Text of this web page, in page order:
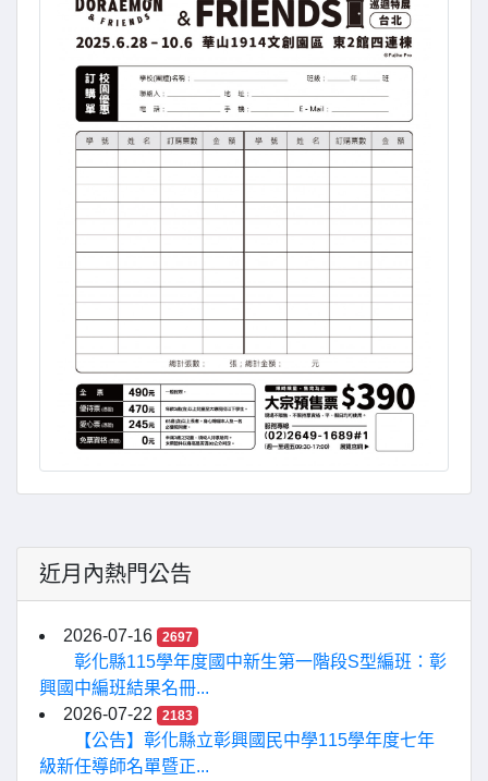
近月內熱門公告
2026-07-16 2697
彰化縣115學年度國中新生第一階段S型編班：彰
興國中編班結果名冊...
2026-07-22
2183
【公告】彰化縣立彰興國民中學115學年度七年
級新任導師名單暨正...